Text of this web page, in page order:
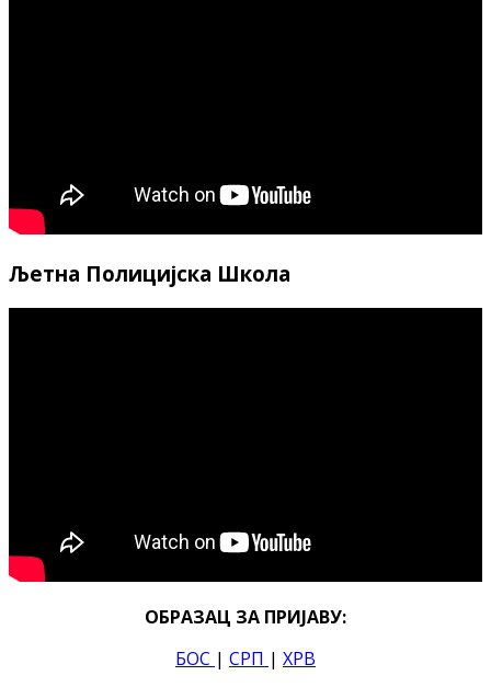
Љетна Полицијска Школа
ОБРАЗАЦ ЗА ПРИЈАВУ:
БОС | СРП | ХРВ